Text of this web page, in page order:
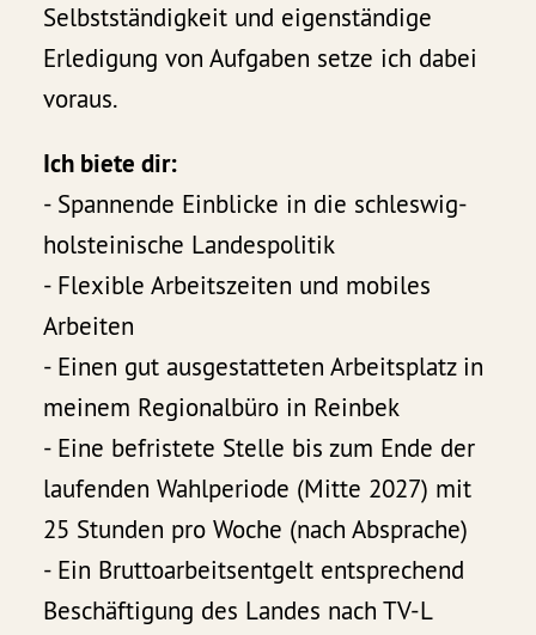
Selbstständigkeit und eigenständige
Erledigung von Aufgaben setze ich dabei
voraus.
Ich biete dir:
- Spannende Einblicke in die schleswig-
holsteinische Landespolitik
- Flexible Arbeitszeiten und mobiles
Arbeiten
- Einen gut ausgestatteten Arbeitsplatz in
meinem Regionalbüro in Reinbek
- Eine befristete Stelle bis zum Ende der
laufenden Wahlperiode (Mitte 2027) mit
25 Stunden pro Woche (nach Absprache)
- Ein Bruttoarbeitsentgelt entsprechend
Beschäftigung des Landes nach TV-L